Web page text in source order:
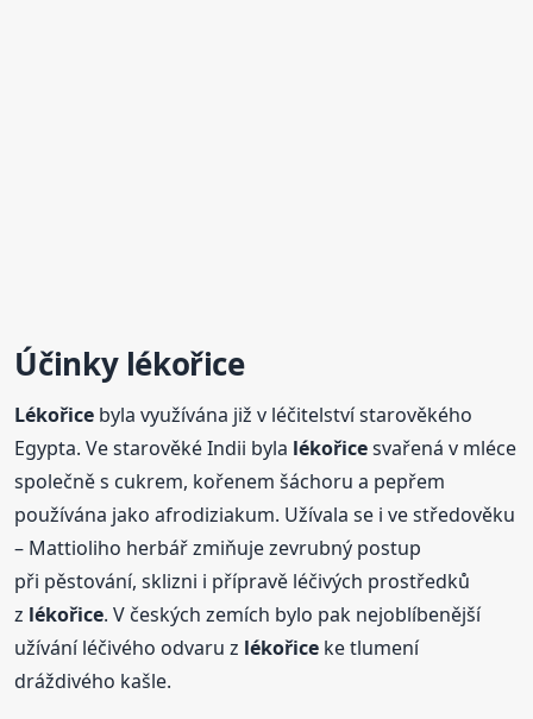
Účinky lékořice
Lékořice byla využívána již v léčitelství starověkého
Egypta. Ve starověké Indii byla lékořicesvařená v mléce
společně s cukrem, kořenem šáchoru a pepřem
používána jako afrodiziakum. Užívala se i ve středověku
– Mattioliho herbář zmiňuje zevrubný postup
při pěstování, sklizni i přípravě léčivých prostředků
z lékořice. V českých zemích bylo pak nejoblíbenější
užívání léčivého odvaru z lékořice ke tlumení
dráždivého kašle.